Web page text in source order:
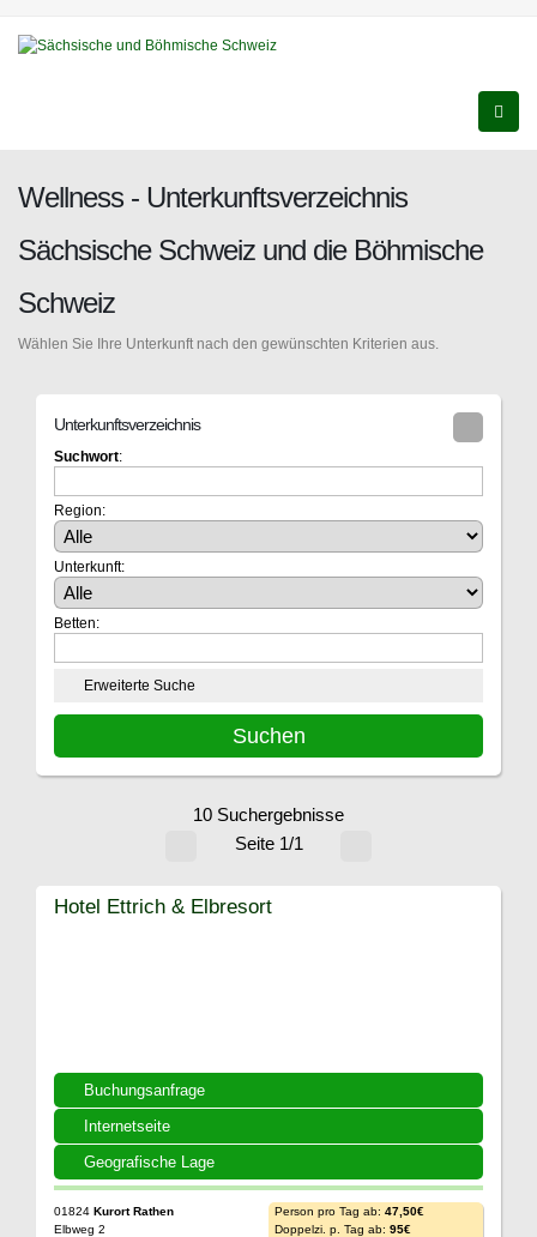
Wellness - Unterkunftsverzeichnis
Sächsische Schweiz und die Böhmische
Schweiz
Wählen Sie Ihre Unterkunft nach den gewünschten Kriterien aus.
Unterkunftsverzeichnis
Suchwort:
Region:
Unterkunft:
Betten:
Erweiterte Suche
10 Suchergebnisse
Seite 1/1
Buchungsanfrage
Internetseite
Geografische Lage
Hotel Ettrich & Elbresort
01824 Kurort Rathen
Elbweg 2
Person pro Tag ab: 47,50€
Doppelzi. p. Tag ab: 95€